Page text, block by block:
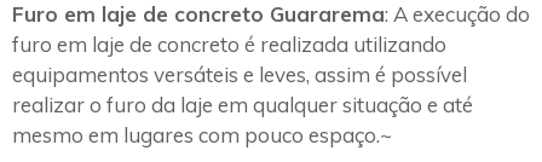
Furo em laje de concreto Guararema: A execução do
furo em laje de concreto é realizada utilizando
equipamentos versáteis e leves, assim é possível
realizar o furo da laje em qualquer situação e até
mesmo em lugares com pouco espaço.~